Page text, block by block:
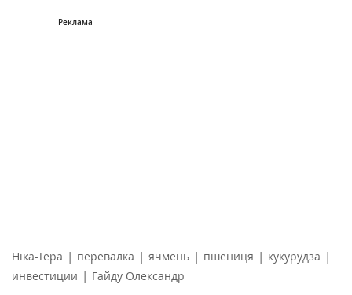
Ніка-Тера | перевалка | ячмень | пшениця | кукурудза |
инвестиции | Гайду Олександр